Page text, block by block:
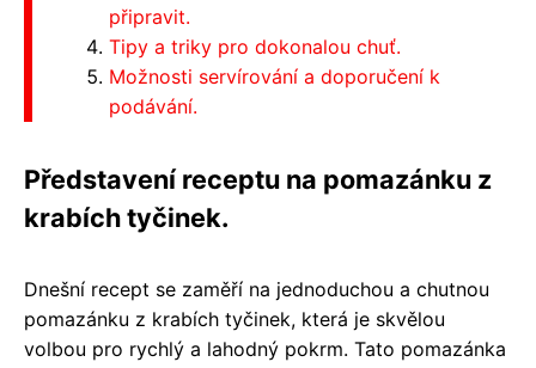
připravit.
Tipy a triky pro dokonalou chuť.
Možnosti servírování a doporučení k
podávání.
Představení receptu na pomazánku z
krabích tyčinek.
Dnešní recept se zaměří na jednoduchou a chutnou
pomazánku z krabích tyčinek, která je skvělou
volbou pro rychlý a lahodný pokrm. Tato pomazánka